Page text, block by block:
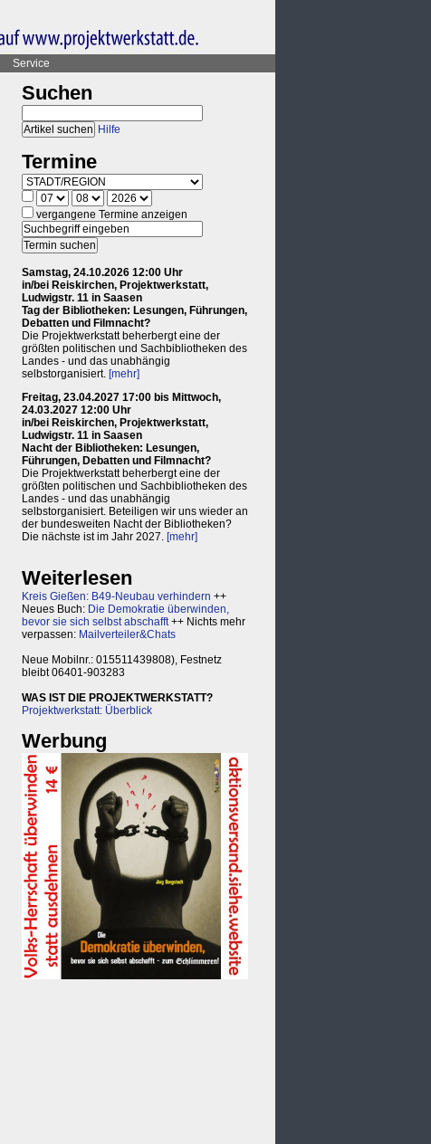
Service
Suchen
Hilfe
Termine
vergangene Termine anzeigen
Samstag, 24.10.2026 12:00 Uhr
in/bei Reiskirchen, Projektwerkstatt,
Ludwigstr. 11 in Saasen
Tag der Bibliotheken: Lesungen, Führungen,
Debatten und Filmnacht?
Die Projektwerkstatt beherbergt eine der
größten politischen und Sachbibliotheken des
Landes - und das unabhängig
selbstorganisiert. [mehr]
Freitag, 23.04.2027 17:00 bis Mittwoch,
24.03.2027 12:00 Uhr
in/bei Reiskirchen, Projektwerkstatt,
Ludwigstr. 11 in Saasen
Nacht der Bibliotheken: Lesungen,
Führungen, Debatten und Filmnacht?
Die Projektwerkstatt beherbergt eine der
größten politischen und Sachbibliotheken des
Landes - und das unabhängig
selbstorganisiert. Beteiligen wir uns wieder an
der bundesweiten Nacht der Bibliotheken?
Die nächste ist im Jahr 2027. [mehr]
Weiterlesen
Kreis Gießen: B49-Neubau verhindern ++
Neues Buch: Die Demokratie überwinden,
bevor sie sich selbst abschafft++ Nichts mehr
verpassen: Mailverteiler&Chats
Neue Mobilnr.: 015511439808), Festnetz
bleibt 06401-903283
WAS IST DIE PROJEKTWERKSTATT?
Projektwerkstatt: Überblick
Werbung